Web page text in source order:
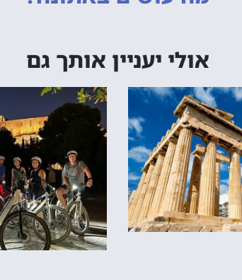
אולי יעניין אותך גם